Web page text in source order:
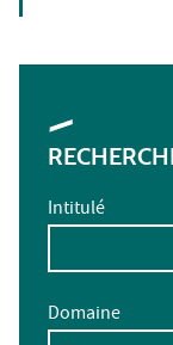
Intitulé
Domaine